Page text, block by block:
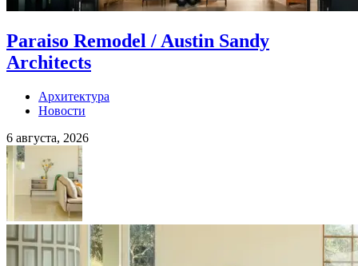
Paraiso Remodel / Austin Sandy
Architects
Архитектура
Новости
6 августа, 2026